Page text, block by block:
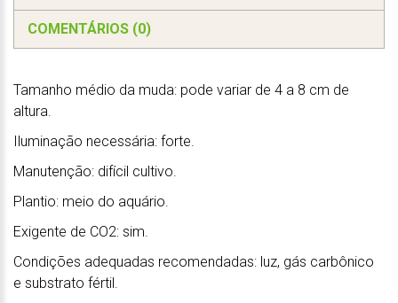
COMENTÁRIOS (0)
Tamanho médio da muda: pode variar de 4 a 8 cm de
altura.
Iluminação necessária: forte.
Manutenção: difícil cultivo.
Plantio: meio do aquário.
Exigente de CO2: sim.
Condições adequadas recomendadas: luz, gás carbônico
e substrato fértil.